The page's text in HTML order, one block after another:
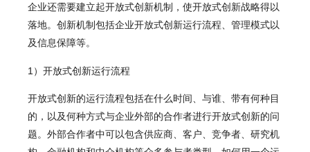
企业还需要建立起开放式创新机制，使开放式创新战略得以
落地。创新机制包括企业开放式创新运行流程、管理模式以
及信息保障等。
1）开放式创新运行流程
开放式创新的运行流程包括在什么时间、与谁、带有何种目
的，以及何种方式与企业外部的合作者进行开放式创新的问
题。外部合作者中可以包含供应商、客户、竞争者、研究机